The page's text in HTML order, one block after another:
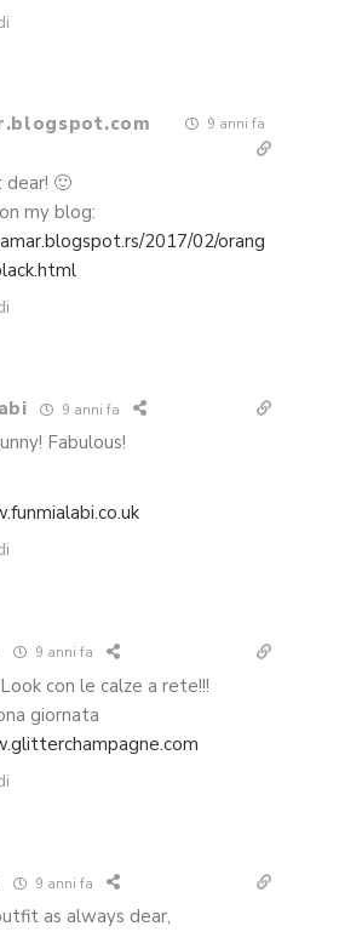
9 anni fa
🙂
my blog:
2017/02/orang
9 anni fa
Fabulous!
9 anni fa
con le calze a rete!!!
giornata
9 anni fa
as always dear,